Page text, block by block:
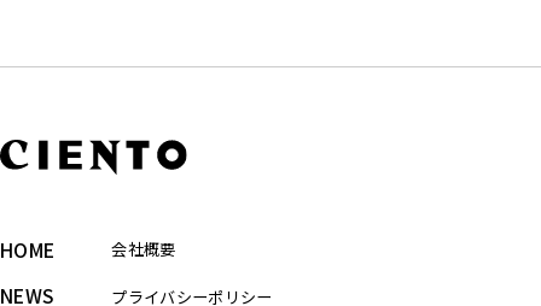
HOME
NEWS
会社概要
プライバシーポリシー